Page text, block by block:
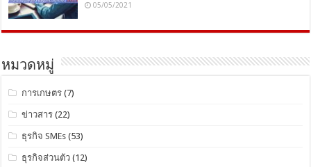
05/05/2021
หมวดหมู่
การเกษตร (7)
ข่าวสาร (22)
ธุรกิจ SMEs (53)
ธุรกิจส่วนตัว (12)